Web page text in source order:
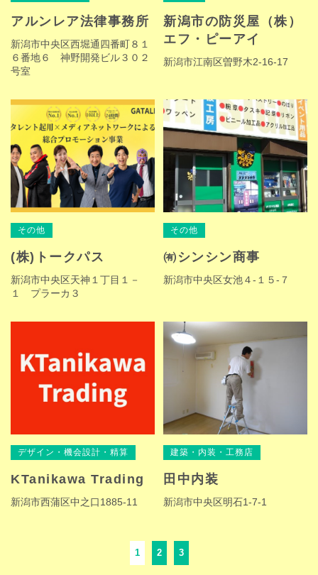
アルンレア法律事務所
新潟市中央区西堀通四番町８１
６番地６ 神野開発ビル３０２
号室
新潟市の防災屋（株）
エフ・ピーアイ
新潟市江南区曽野木2-16-17
その他
(株)トークパス
新潟市中央区天神１丁目１－
１ プラーカ３
その他
㈲シンシン商事
新潟市中央区女池４-１５-７
デザイン・機会設計・精算
KTanikawa Trading
新潟市西蒲区中之口1885-11
建築・内装・工務店
田中内装
新潟市中央区明石1-7-1
1 2 3